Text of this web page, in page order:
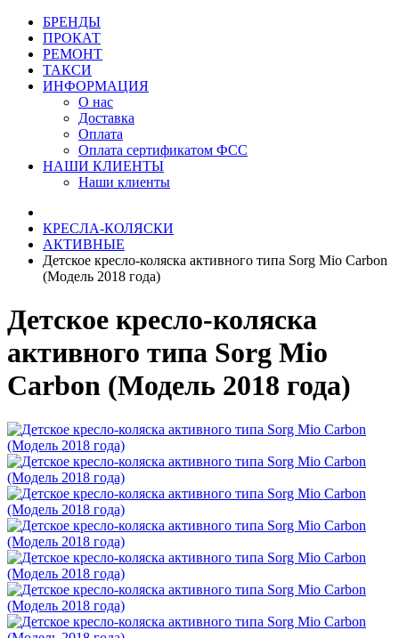
БРЕНДЫ
ПРОКАТ
РЕМОНТ
ТАКСИ
ИНФОРМАЦИЯ
О нас
Доставка
Оплата
Оплата сертификатом ФСС
НАШИ КЛИЕНТЫ
Наши клиенты
КРЕСЛА-КОЛЯСКИ
АКТИВНЫЕ
Детское кресло-коляска активного типа Sorg Mio Carbon
(Модель 2018 года)
Детское кресло-коляска
активного типа Sorg Mio
Carbon (Модель 2018 года)